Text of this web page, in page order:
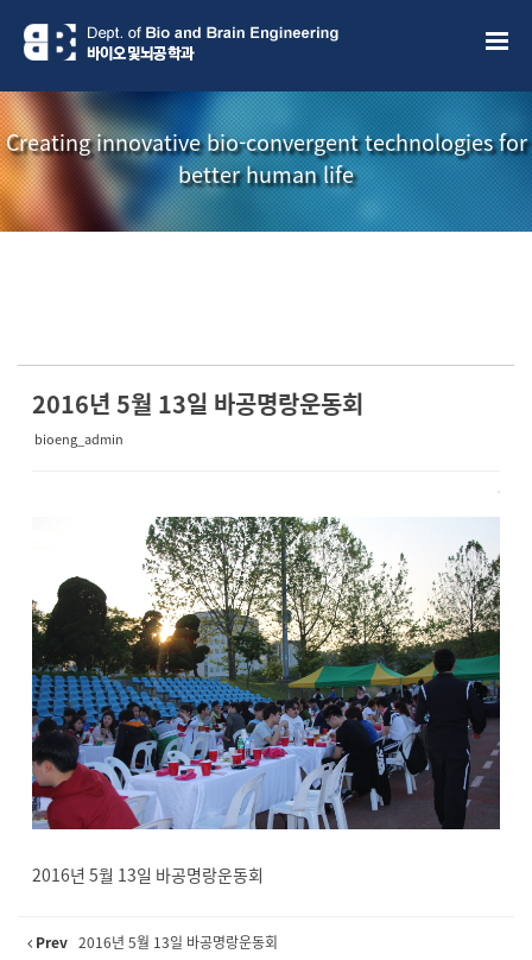
Creating innovative bio-convergent technologies for
better human life
소식지
2016년 5월 13일 바공명랑운동회
bioeng_admin
2016년 5월 13일 바공명랑운동회
Prev 2016년 5월 13일 바공명랑운동회